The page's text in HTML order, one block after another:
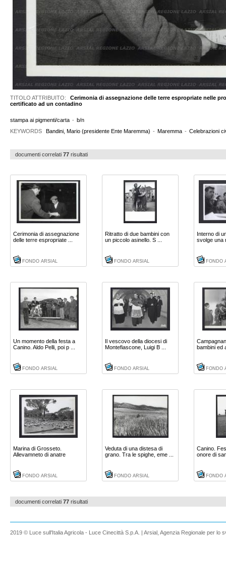
TITOLO ATTRIBUITO:
Cerimonia di assegnazione delle terre espropriate nelle
certificato ad un contadino
stampa ai pigmenti/carta - b/n
KEYWORDS
Bandini, Mario (presidente Ente Maremma) - Maremma - Celebrazioni
documenti correlati 77 risultati
Cerimonia di assegnazione
delle terre espropriate ...
FONDO ARSIAL
Ritratto di due bambini con
un piccolo asinello. S ...
FONDO ARSIAL
Interno di
svolge una
FONDO
Un momento della festa a
Canino. Aldo Pelli, poi p ...
FONDO ARSIAL
Il vescovo della diocesi di
Montefiascone, Luigi B ...
FONDO ARSIAL
bambini ed
FONDO
Marina di Grosseto.
Allevamneto di anatre
FONDO ARSIAL
Veduta di una distesa di
grano. Tra le spighe, eme ...
FONDO ARSIAL
Canino.
onore di
FONDO
documenti correlati 77 risultati
2019 © Luce sull'Italia Agricola - Luce Cinecittà S.p.A. | Arsial, Agenzia Regionale per